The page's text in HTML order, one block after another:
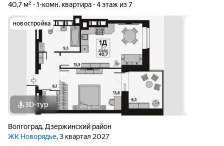
40,7 м²
1-комн. квартира 4 этаж из 7
новостройка
3D-тур
Волгоград, Дзержинский район
ЖК Новорядье, 3 квартал 2027